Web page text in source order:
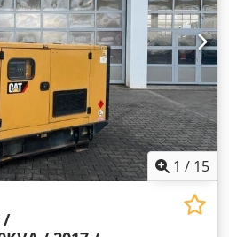
1 / 15
/